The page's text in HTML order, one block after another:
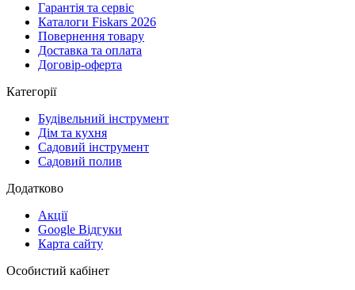
Гарантія та сервіс
Каталоги Fiskars 2026
Повернення товару
Доставка та оплата
Договір-оферта
Категорії
Будівельний інструмент
Дім та кухня
Садовий інструмент
Садовий полив
Додатково
Акції
Google Відгуки
Карта сайту
Особистий кабінет